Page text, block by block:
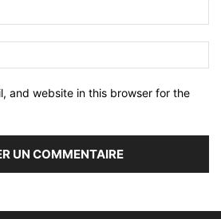
and website in this browser for the